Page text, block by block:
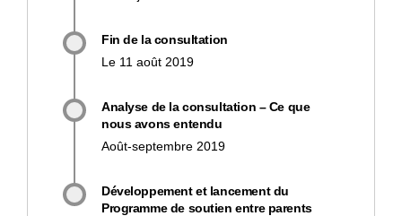
Fin de la consultation
Le 11 août 2019
Analyse de la consultation – Ce que
nous avons entendu
Août-septembre 2019
Développement et lancement du
Programme de soutien entre parents